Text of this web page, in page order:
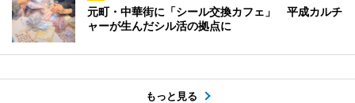
元町・中華街に「シール交換カフェ」 平成カルチ
ャーが生んだシル活の拠点に
もっと見る